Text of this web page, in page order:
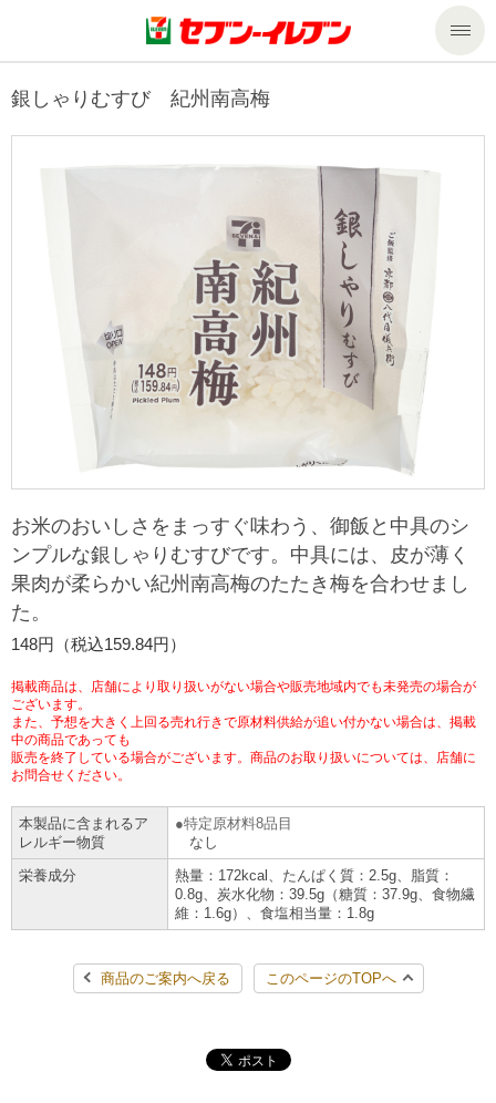
商品のご案内
商品カテゴリ一覧
セブンプレミアム
食の安全・安心への取組み
ギフト
プリペイドカード・金券
ニンテンドー・ダウンロードカード
nanacoトップ
マルチコピー機でできること
マルチコピー機でできることトップ
コピー
プリント
スキャン
ファクス
チケット
プリペイドサービス
行政サービス
便利なサービス
宅配便
切手・はがき・印紙
セブン銀行ATM
ご利用可能なお支払い方法
各種料金のお支払い
スマホプリペイド
レジでApple Accountにチャージ
チケットサービス
セブンチケット
チケットぴあ
イープラス
CNプレイガイド
JTB
セブン‐イレブンでお受取り
タワーレコード
セブンネットショッピング
停電時のサービス停止のお知らせ
企業情報トップ
ニュースリリース
ごあいさつ
企業理念
会社概要
貸借対照表・損益計算書
沿革
国内店舗数
売上高、店舗数推移
セブン‐イレブンの海外事業
データで見るセブン‐イレブン
私たちの取組み
サステナビリティ
サステナビリティトップ
セブン＆アイ・ホールディングスの重点課題
サステナビリティ活動基本方針
サステナビリティ推進体制
GREEN CHALLENGE 2050
4VISIONS
サステナビリティニュース
サステナビリティレポート
報告書ライブラリー
加盟店オーナー募集 物件募集・購入
お問い合わせ
Language
English (Corporate)
English (Services)
中文[繁體字](服務)
ภาษาไทย(บริการ)
銀しゃりむすび 紀州南高梅
お米のおいしさをまっすぐ味わう、御飯と中具のシ
ンプルな銀しゃりむすびです。中具には、皮が薄く
果肉が柔らかい紀州南高梅のたたき梅を合わせまし
た。
148円（税込159.84円）
掲載商品は、店舗により取り扱いがない場合や販売地域内でも未発売の場合が
ございます。
また、予想を大きく上回る売れ行きで原材料供給が追い付かない場合は、掲載
中の商品であっても
販売を終了している場合がございます。商品のお取り扱いについては、店舗に
お問合せください。
本製品に含まれるア
レルギー物質
特定原材料8品目
なし
栄養成分
熱量：172kcal、たんぱく質：2.5g、脂質：
0.8g、炭水化物：39.5g（糖質：37.9g、食物繊
維：1.6g）、食塩相当量：1.8g
商品のご案内へ戻る このページのTOPへ